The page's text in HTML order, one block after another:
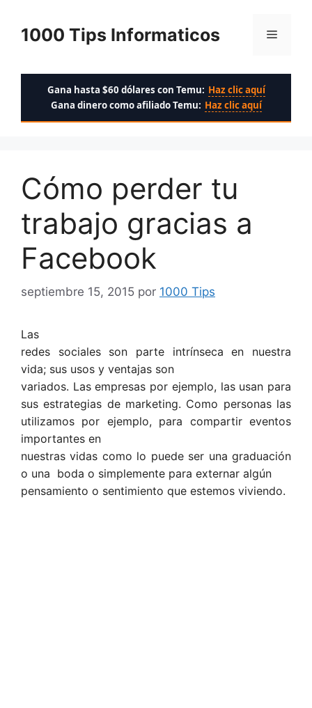
contenido
1000 Tips Informaticos Menú
Gana hasta $60 dólares con Temu: Haz clic aquí
Gana dinero como afiliado Temu: Haz clic aquí
Cómo perder tu
trabajo gracias a
Facebook
septiembre 15, 2015 por 1000 Tips
Las
redes sociales son parte intrínseca en nuestra
vida; sus usos y ventajas son
variados. Las empresas por ejemplo, las usan para
sus estrategias de marketing. Como personas las
utilizamos por ejemplo, para compartir eventos
importantes en
nuestras vidas como lo puede ser una graduación
o una boda o simplemente para externar algún
pensamiento o sentimiento que estemos viviendo.